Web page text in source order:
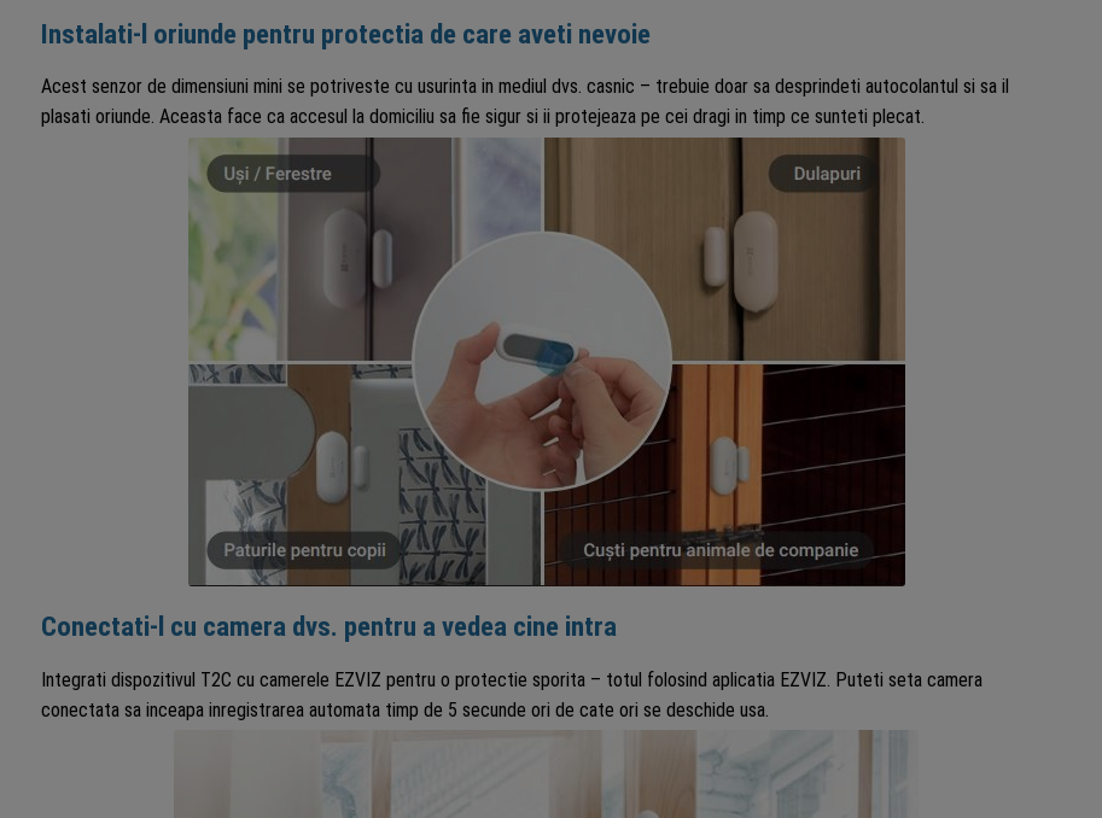
Instalati-l oriunde pentru protectia de care aveti nevoie
Acest senzor de dimensiuni mini se potriveste cu usurinta in mediul dvs. casnic – trebuie doar sa desprindeti autocolantul si sa il
plasati oriunde. Aceasta face ca accesul la domiciliu sa fie sigur si ii protejeaza pe cei dragi in timp ce sunteti plecat.
Conectati-l cu camera dvs. pentru a vedea cine intra
Integrati dispozitivul T2C cu camerele EZVIZ pentru o protectie sporita – totul folosind aplicatia EZVIZ. Puteti seta camera
conectata sa inceapa inregistrarea automata timp de 5 secunde ori de cate ori se deschide usa.